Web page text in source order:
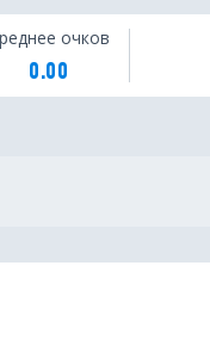
очков
0.00